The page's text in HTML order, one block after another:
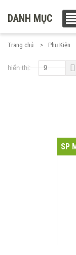
DANH MỤC
Trang chủ Phụ Kiện
hiển thị: 9
SP